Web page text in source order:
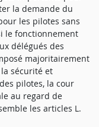
la demande du
les pilotes sans
le fonctionnement
délégués des
majoritairement
sécurité et
pilotes, la cour
au regard de
les articles L.